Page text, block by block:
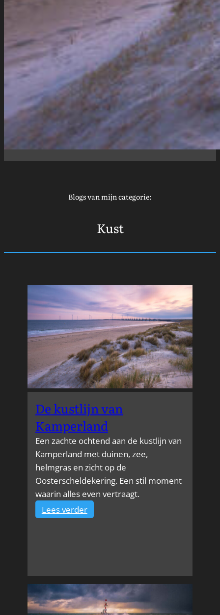
Blogs van mijn categorie:
Kust
De kustlijn van
Kamperland
Een zachte ochtend aan de kustlijn van
Kamperland met duinen, zee,
helmgras en zicht op de
Oosterscheldekering. Een stil moment
waarin alles even vertraagt.
Lees verder: